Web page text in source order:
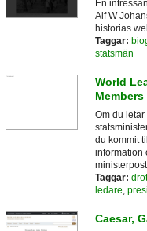
En
Alf W
historias
Taggar:
statsmän
World
Om du
du kommit
information
Taggar:
ledare,
Caesar,